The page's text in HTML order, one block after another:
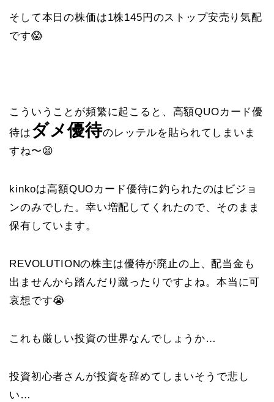
そして本日の株価は1株145円のストップ安売り気配
です😱
こういうことが頻繁に起こると、高額QUOカード優
待は ダメ優待のレッテルを貼られてしまいま
すね〜😫
kinkoは高額QUOカード優待に釣られたのはビジョ
ンのみでした。幸い増配してくれたので、そのまま
保有しています。
REVOLUTIONの株主は優待が廃止の上、配当金も
出ませんから踏んだり蹴ったりですよね。本当に可
哀想です😭
これも厳しい投資の世界なんでしょうか…
投資初心者さんが投資を辞めてしまいそうで悲し
い…